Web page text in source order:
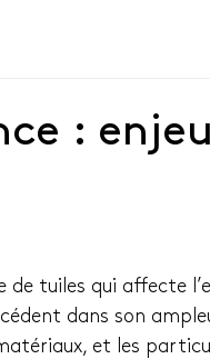
:
tuiles qui affecte
dans son
et les